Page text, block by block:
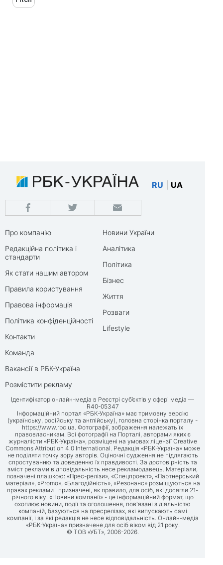
RU UA
Про компанію
Редакційна політика і
стандарти
Як стати нашим автором
Правила користування
Правова інформація
Політика конфіденційності
Контакти
Команда
Вакансії в РБК-Україна
Розмістити рекламу
Новини України
Аналітика
Політика
Бізнес
Життя
Розваги
Lifestyle
Ідентифікатор онлайн-медіа в Реєстрі суб’єктів у сфері медіа —
R40-05347
Інформаційний портал «РБК-Україна» має тримовну версію
(українську, російську та англійську), головна сторінка порталу -
https://www.rbc.ua. Фотографії, зображення належать їх
правовласникам. Всі фотографії на Порталі, авторами яких є
журналісти «РБК-Україна», розміщені на умовах ліцензії Creative
Commons Attribution 4.0 International. Редакція «РБК-Україна» може
не поділяти точку зору авторів. Оціночні судження не підлягають
спростуванню та доведенню їх правдивості. За достовірність та
зміст реклами відповідальність несе рекламодавець. Матеріали,
позначені плашкою: «Прес-релізи», «Спецпроект», «Партнерський
матеріал», «Promo», «Благодійність», «Резонанс» розміщуються на
правах реклами і призначені, як правило, для осіб, які досягли 21-
річного віку. «Новини компанії» - це інформаційний формат, що
охоплює новини, події та оголошення, пов'язані з діяльністю
компаній, базуються на пресрелізах, які випускають самі
компанії, і за які редакція не несе відповідальність. Онлайн-медіа
«РБК-Україна» призначене для осіб віком від 21 року.
© ТОВ «УБТ», 2006-2026.